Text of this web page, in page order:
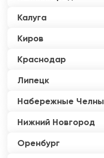
Калуга
Киров
Краснодар
Липецк
Набережные Челны
Нижний Новгород
Оренбург